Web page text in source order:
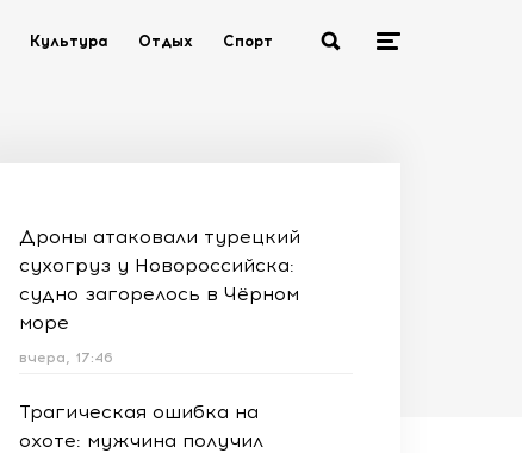
Культура Отдых Спорт
Дроны атаковали турецкий
сухогруз у Новороссийска:
судно загорелось в Чёрном
море
вчера, 17:46
Трагическая ошибка на
охоте: мужчина получил